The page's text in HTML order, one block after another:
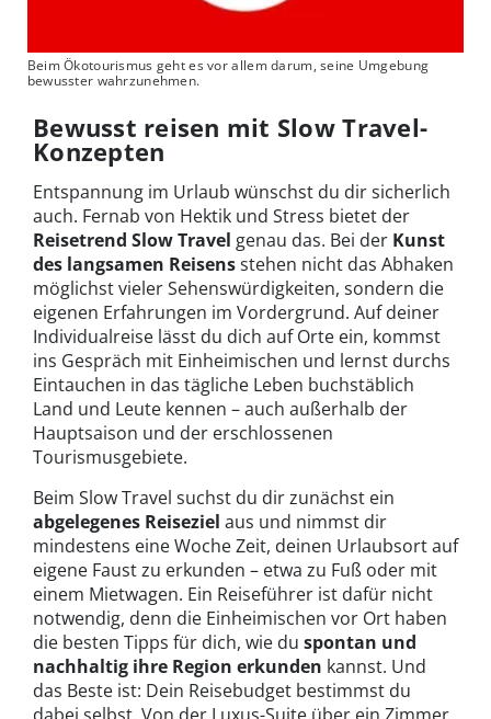
Beim Ökotourismus geht es vor allem darum, seine Umgebung
bewusster wahrzunehmen.
Bewusst reisen mit Slow Travel-
Konzepten
Entspannung im Urlaub wünschst du dir sicherlich
auch. Fernab von Hektik und Stress bietet der
Reisetrend Slow Travel genau das. Bei der Kunst
des langsamen Reisensstehen nicht das Abhaken
möglichst vieler Sehenswürdigkeiten, sondern die
eigenen Erfahrungen im Vordergrund. Auf deiner
Individualreise lässt du dich auf Orte ein, kommst
ins Gespräch mit Einheimischen und lernst durchs
Eintauchen in das tägliche Leben buchstäblich
Land und Leute kennen – auch außerhalb der
Hauptsaison und der erschlossenen
Tourismusgebiete.
Beim Slow Travel suchst du dir zunächst ein
abgelegenes Reiseziel aus und nimmst dir
mindestens eine Woche Zeit, deinen Urlaubsort auf
eigene Faust zu erkunden – etwa zu Fuß oder mit
einem Mietwagen. Ein Reiseführer ist dafür nicht
notwendig, denn die Einheimischen vor Ort haben
die besten Tipps für dich, wie du spontan und
nachhaltig ihre Region erkunden kannst. Und
das Beste ist: Dein Reisebudget bestimmst du